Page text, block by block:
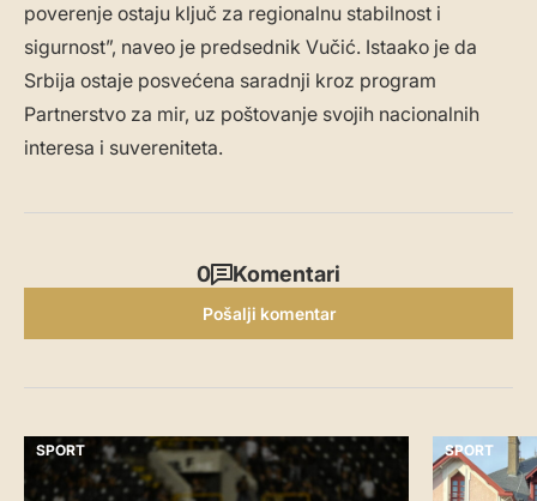
poverenje ostaju ključ za regionalnu stabilnost i
sigurnost”, naveo je predsednik Vučić. Istaako je da
Srbija ostaje posvećena saradnji kroz program
Partnerstvo za mir, uz poštovanje svojih nacionalnih
interesa i suvereniteta.
0 Komentari
Pošalji komentar
SPORT SPORT